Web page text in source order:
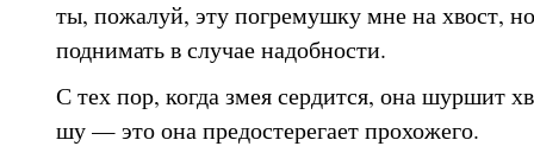
ты, пожалуй, эту погремушку мне на хвост,
поднимать в случае надобности.
С тех пор, когда змея сердится, она шуршит
шу — это она предостерегает прохожего.